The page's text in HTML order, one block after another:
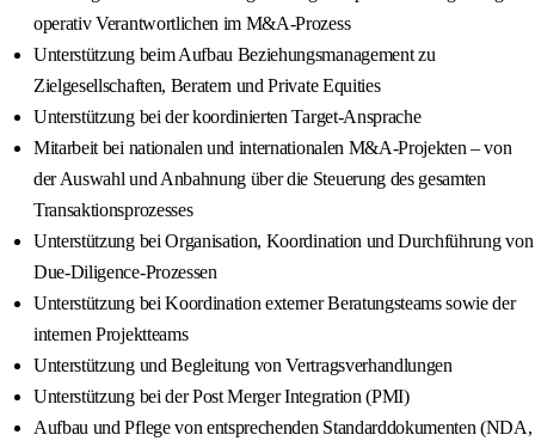
operativ Verantwortlichen im M&A-Prozess
Unterstützung beim Aufbau Beziehungsmanagement zu
Zielgesellschaften, Beratern und Private Equities
Unterstützung bei der koordinierten Target-Ansprache
Mitarbeit bei nationalen und internationalen M&A-Projekten – von
der Auswahl und Anbahnung über die Steuerung des gesamten
Transaktionsprozesses
Unterstützung bei Organisation, Koordination und Durchführung von
Due-Diligence-Prozessen
Unterstützung bei Koordination externer Beratungsteams sowie der
internen Projektteams
Unterstützung und Begleitung von Vertragsverhandlungen
Unterstützung bei der Post Merger Integration (PMI)
Aufbau und Pflege von entsprechenden Standarddokumenten (NDA,